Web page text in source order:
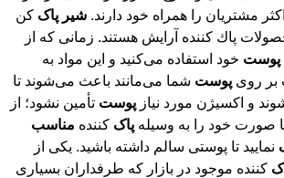
مشتریان را همراه خود دارند. شیر پاک كن
ها از قدیمی ترین محصولات پاك كننده آرایش هستند. زمانی که از
پوست خود استفاده می‌کنید و این مواد به
روی پوست شما می‌مانند باعث می‌شوند تا
و اکسیژن مورد نیاز پوست تأمین نشود؛ از
صورت خود را به وسیله پاک کننده مناسب
نمایید تا پوستی سالم داشته باشید. یکی از
کننده موجود در بازار که طرفداران بسیاری